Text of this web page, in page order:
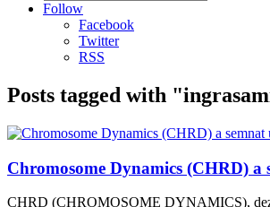
Follow
Facebook
Twitter
RSS
Posts tagged with
Chromosome Dynamics (CHRD)
CHRD (CHROMOSOME DYNAMICS),